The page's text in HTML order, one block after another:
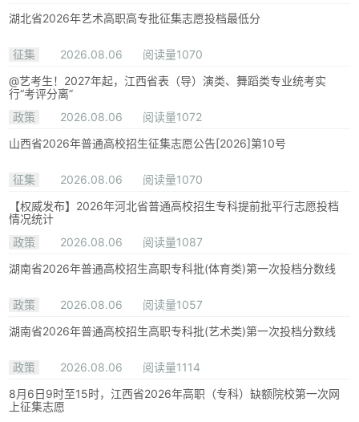
湖北省2026年艺术高职高专批征集志愿投档最低分
征集 2026.08.06
阅读量1070
@艺考生！2027年起，江西省表（导）演类、舞蹈类专业统考实
行“考评分离”
政策
2026.08.06
阅读量1072
山西省2026年普通高校招生征集志愿公告[2026]第10号
征集 2026.08.06
阅读量1070
【权威发布】2026年河北省普通高校招生专科提前批平行志愿投档
情况统计
政策
2026.08.06
阅读量1087
湖南省2026年普通高校招生高职专科批(体育类)第一次投档分数线
政策 2026.08.06
阅读量1057
湖南省2026年普通高校招生高职专科批(艺术类)第一次投档分数线
政策 2026.08.06
阅读量1114
8月6日9时至15时，江西省2026年高职（专科）缺额院校第一次网
上征集志愿